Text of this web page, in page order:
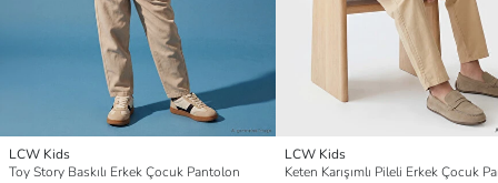
LCW Kids
Toy Story Baskılı Erkek Çocuk Pantolon
LCW Kids
Keten Karışımlı Pileli Erkek Çocuk